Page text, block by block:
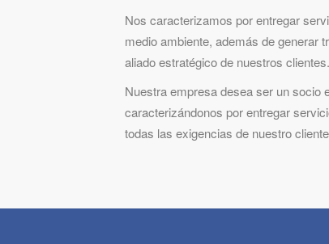
Nos caracterizamos por entregar
medio ambiente, además de generar
aliado estratégico de nuestros clientes.
Nuestra empresa desea ser un socio
caracterizándonos por entregar
todas las exigencias de nuestro